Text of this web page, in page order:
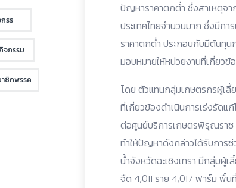
ปัญหาราคาตกต่ำ ซึ่งสาเหตุจาก
ประเทศไทยจำนวนมาก ซึ่งมีก
ราคาตกต่ำ ประกอบกับมีต้นทุน
มอบหมายให้หน่วยงานที่เกี่ยว
โดย ตัวแทนกลุ่มเกษตรกรผู้เลี้
ที่เกี่ยวข้องดำเนินการเร่งรัด
ต่อศูนย์บริการเกษตรพิรุณราช
ทำให้ปัญหาดังกล่าวได้รับการช่
น้ำจังหวัดฉะเชิงเทรา มีกลุ่มผู้
จืด 4,011 ราย 4,017 ฟาร์ม พื้
รร
จกรรม
ชิกพรรค